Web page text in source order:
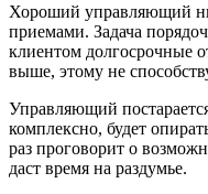
Хороший управляющий
приемами. Задача
клиентом долгосрочные
выше, этому не
Управляющий
комплексно, будет
раз проговорит о
даст время на раздумье.